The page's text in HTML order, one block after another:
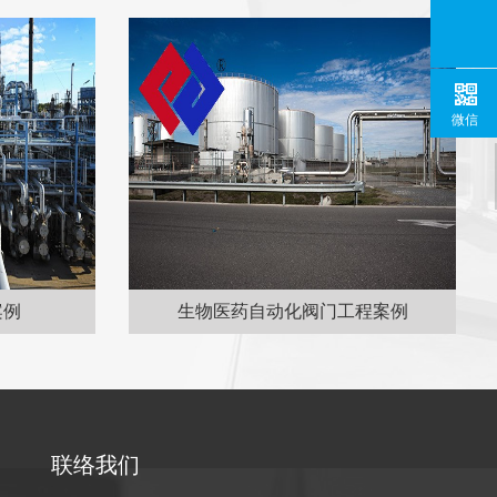
生物医药自动化阀门工程案例
联络我们
微信